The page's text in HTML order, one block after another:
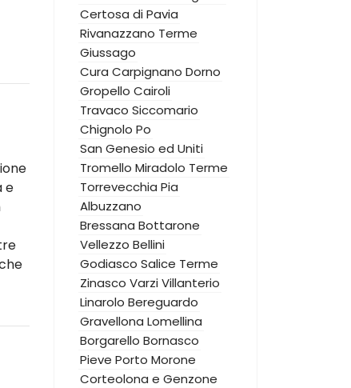
e
Certosa di Pavia
Rivanazzano Terme
Giussago
Cura Carpignano Dorno
Gropello Cairoli
Travaco Siccomario
Chignolo Po
San Genesio ed Uniti
Tromello Miradolo Terme
Torrevecchia Pia
Albuzzano
Bressana Bottarone
Vellezzo Bellini
Godiasco Salice Terme
Zinasco VarziVillanterio
Linarolo Bereguardo
Gravellona Lomellina
Borgarello Bornasco
Pieve Porto Morone
Corteolona e Genzone